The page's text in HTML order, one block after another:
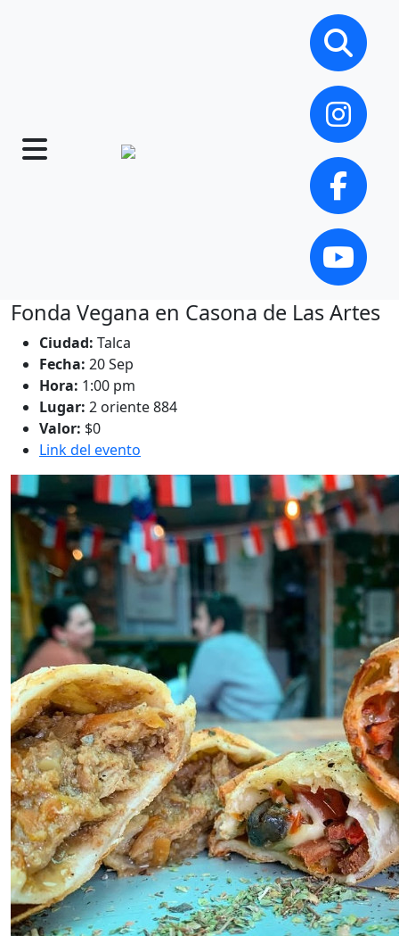
Fonda Vegana en Casona de Las Artes
Ciudad: Talca
Fecha: 20 Sep
Hora: 1:00 pm
Lugar: 2 oriente 884
Valor: $0
Link del evento